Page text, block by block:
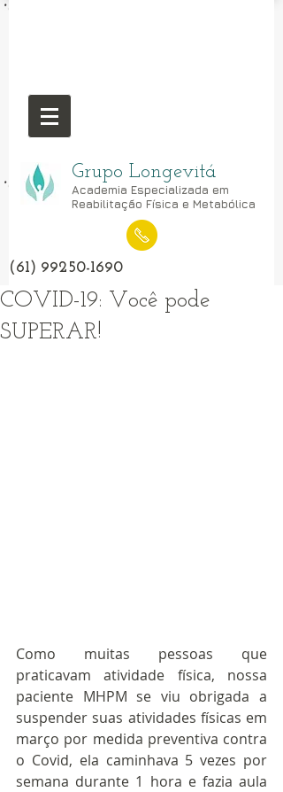
Grupo Longevitá
Academia Especializada em
Reabilitação Física e Metabólica
(61) 99250-1690
COVID-19: Você pode
SUPERAR!
Como muitas pessoas que
praticavam atividade física, nossa
paciente MHPM se viu obrigada a
suspender suas atividades físicas em
março por medida preventiva contra
o Covid, ela caminhava 5 vezes por
semana durante 1 hora e fazia aula